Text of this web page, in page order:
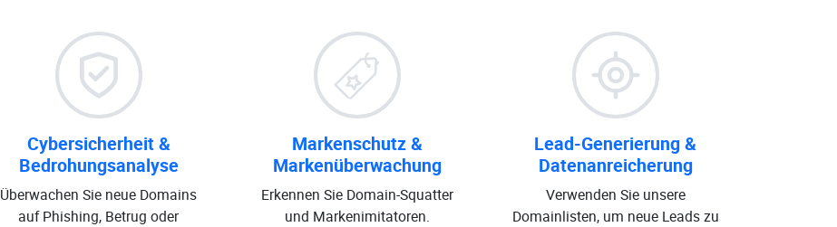
Cybersicherheit &
Bedrohungsanalyse
Überwachen Sie neue Domains
auf Phishing, Betrug oder
Markenschutz &
Markenüberwachung
Erkennen Sie Domain-Squatter
und Markenimitatoren.
Lead-Generierung &
Datenanreicherung
Verwenden Sie unsere
Domainlisten, um neue Leads zu